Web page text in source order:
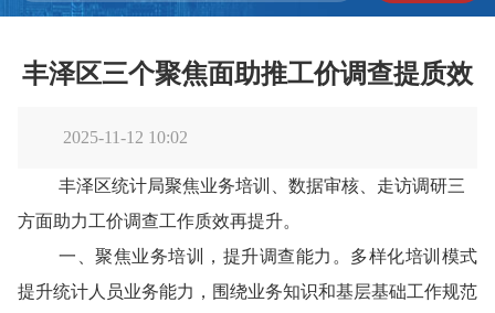
丰泽区三个聚焦面助推工价调查提质效
2025-11-12 10:02
丰泽区统计局聚焦业务培训、数据审核、走访调研三
方面助力工价调查工作质效再提升。
一、聚焦业务培训，提升调查能力。多样化培训模式
提升统计人员业务能力，围绕业务知识和基层基础工作规范